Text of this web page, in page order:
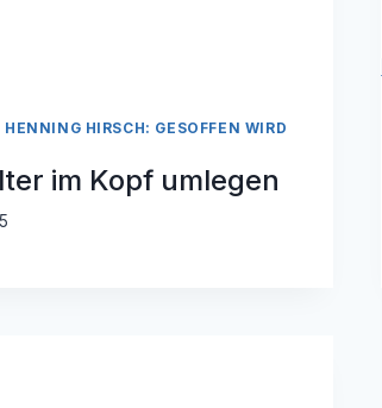
HENNING HIRSCH: GESOFFEN WIRD
im Kopf umlegen